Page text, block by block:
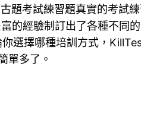
考試練習題真實的考試練
的經驗制訂出了各種不同
選擇哪種培訓方式，
單多了。